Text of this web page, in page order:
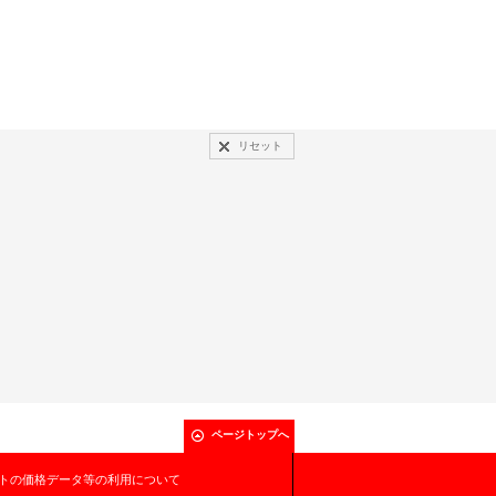
リセット
ページトップへ
の価格データ等の利用について